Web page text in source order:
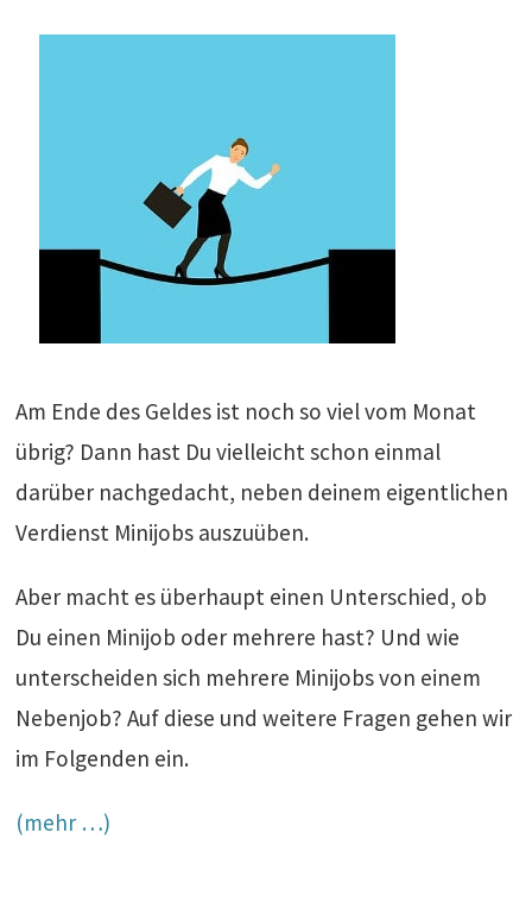
Am Ende des Geldes ist noch so viel vom Monat
übrig? Dann hast Du vielleicht schon einmal
darüber nachgedacht, neben deinem eigentlichen
Verdienst Minijobs auszuüben.
Aber macht es überhaupt einen Unterschied, ob
Du einen Minijob oder mehrere hast? Und wie
unterscheiden sich mehrere Minijobs von einem
Nebenjob? Auf diese und weitere Fragen gehen wir
im Folgenden ein.
(mehr …)